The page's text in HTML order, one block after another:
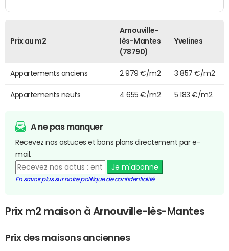
Prix au m2
Arnouville-
lès-Mantes
(78790)
Yvelines
Appartements anciens 2 979 €/m2 3 857 €/m2
Appartements neufs 4 655 €/m2 5 183 €/m2
A ne pas manquer
Recevez nos astuces et bons plans directement par e-
mail.
Je m'abonne
En savoir plus sur notre politique de confidentialité
Prix m2 maison à Arnouville-lès-Mantes
Prix des maisons anciennes